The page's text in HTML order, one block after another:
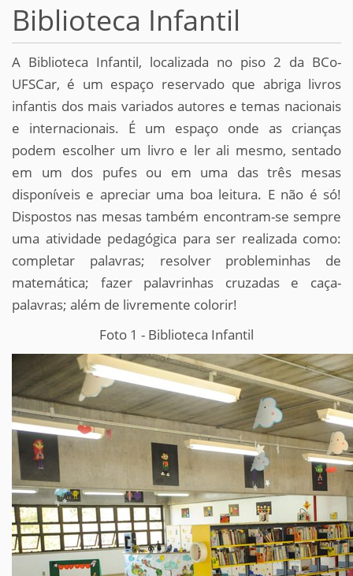
Biblioteca Infantil
A Biblioteca Infantil, localizada no piso 2 da BCo-
UFSCar, é um espaço reservado que abriga livros
infantis dos mais variados autores e temas nacionais
e internacionais. É um espaço onde as crianças
podem escolher um livro e ler ali mesmo, sentado
em um dos pufes ou em uma das três mesas
disponíveis e apreciar uma boa leitura. E não é só!
Dispostos nas mesas também encontram-se sempre
uma atividade pedagógica para ser realizada como:
completar palavras; resolver probleminhas de
matemática; fazer palavrinhas cruzadas e caça-
palavras; além de livremente colorir!
Foto 1 - Biblioteca Infantil